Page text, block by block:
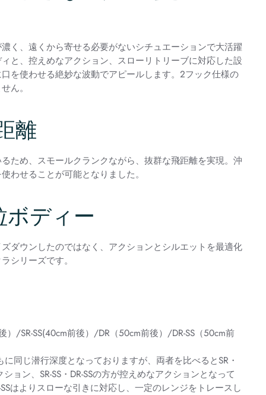
く、遠くから寄せる必要がないシチュエーションで大活躍
と、控えめなアクション、スローリトリーブに対応した設
を使わせる絶妙な波動でアピールします。2フック仕様の
ん。
離
ため、スモールクランクながら、抜群な飛距離を実現。沖
わせることが可能となりました。
ボディー
ダウンしたのではなく、アクションとシルエットを最適化
シリーズです。
）/SR-SS(40cm前後）/DR（50cm前後）/DR-SS（50cm前
に同じ潜行深度となっておりますが、両者を比べるとSR・
ョン、SR-SS・DR-SSの方が控えめなアクションとなって
SSはよりスローな引きに対応し、一定のレンジをトレースし